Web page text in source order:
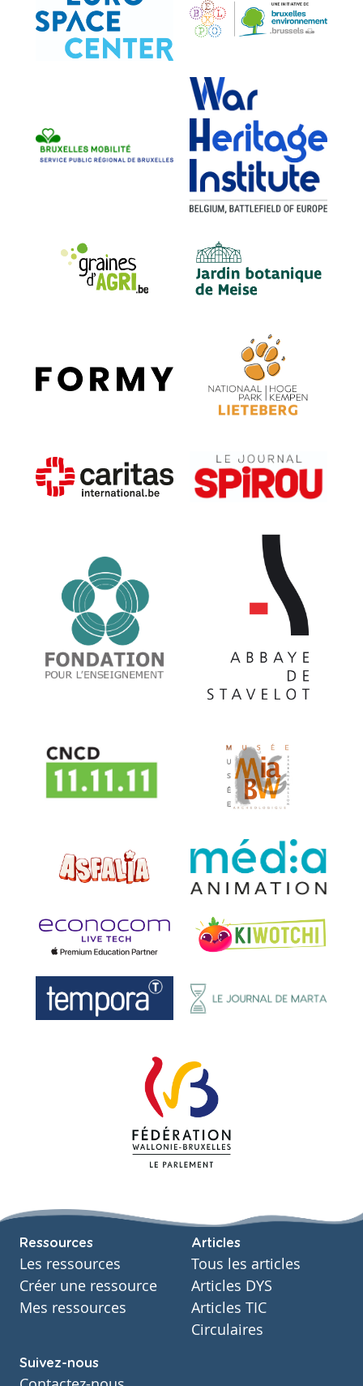
Ressources
Les ressources
Créer une ressource
Mes ressources
Articles
Tous les articles
Articles DYS
Articles TIC
Circulaires
Suivez-nous